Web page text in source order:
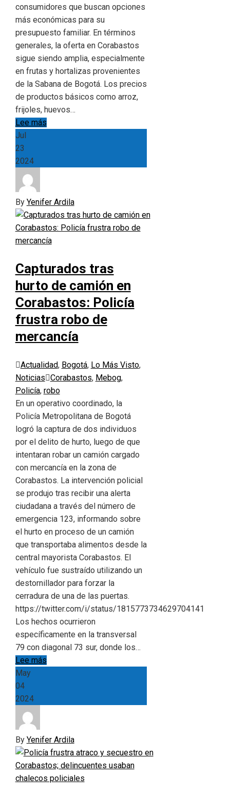
consumidores que buscan opciones
más económicas para su
presupuesto familiar. En términos
generales, la oferta en Corabastos
sigue siendo amplia, especialmente
en frutas y hortalizas provenientes
de la Sabana de Bogotá. Los precios
de productos básicos como arroz,
frijoles, huevos…
Lee más
Jul
23
2024
By Yenifer Ardila
Capturados tras
hurto de camión en
Corabastos: Policía
frustra robo de
mercancía
Actualidad, Bogotá, Lo Más Visto,
Noticias Corabastos, Mebog,
Policía, robo
En un operativo coordinado, la
Policía Metropolitana de Bogotá
logró la captura de dos individuos
por el delito de hurto, luego de que
intentaran robar un camión cargado
con mercancía en la zona de
Corabastos. La intervención policial
se produjo tras recibir una alerta
ciudadana a través del número de
emergencia 123, informando sobre
el hurto en proceso de un camión
que transportaba alimentos desde la
central mayorista Corabastos. El
vehículo fue sustraído utilizando un
destornillador para forzar la
cerradura de una de las puertas.
https://twitter.com/i/status/1815773734629704141
Los hechos ocurrieron
específicamente en la transversal
79 con diagonal 73 sur, donde los…
Lee más
May
04
2024
By Yenifer Ardila